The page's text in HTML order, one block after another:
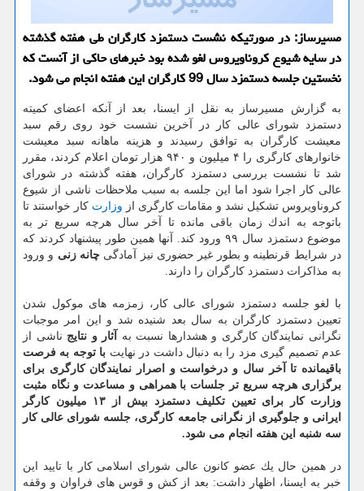
مسیرساز: در صورتیكه نشست دستمزد كارگران طی هفته گذشته
در سایه شیوع كروناویروس لغو شده بود خبرهای حاكی از آنست كه
نخستین جلسه دستمزد سال 99 كارگران این هفته انجام می شود.
به گزارش مسیرساز به نقل از ایسنا، بعد از آنكه اعضای كمیته
دستمزد شورای عالی كار در آخرین نشست خود روی رقم سبد
معیشت كارگران به توافق رسیدند و هزینه ماهانه سبد معیشت
خانوارهای كارگری را ۴ میلیون و ۹۴۰ هزار تومان اعلام كردند، مقرر
شد تا نشست بررسی دستمزد كارگران، هفته گذشته در شورای
عالی كار اجرا شود اما این جلسه به سبب ملاحظات ناشی از شیوع
كروناویروس تشكیل نشد و مقامات كارگری از وزارت كار خواستند تا
باتوجه به اندك زمان باقی مانده تا آخر سال هرچه سریع تر به
موضوع دستمزد سال ۹۹ ورود كند. آنها همین طور پیشنهاد كردند كه
در شرایط قرنطینه و بطور غیر حضوری نیز آمادگی چانه زنی و ورود
به مذاكرات دستمزد كارگران را دارند.
با لغو جلسه دستمزد شورای عالی كار، زمزمه های موكول شدن
تعیین دستمزد كارگران به سال بعد شنیده شد و این امر موجبات
نگرانی نمایندگان كارگری و هشدارها نسبت به
آثار و نتایج ناشی از
عدم تصمیم گیری مزد را به دنبال داشت در نهایت با توجه به فرصت
باقیمانده تا آخر سال و درخواست و اصرار نمایندگان كارگری برای
برگزاری هرچه سریع تر جلسات با همراهی و مساعدت و نگاه مثبت
وزارت كار برای تعیین تكلیف دستمزد بیش از ۱۳ میلیون كارگر
ایرانی و جلوگیری از نگرانی جامعه كارگری، جلسه شورای عالی كار
سه شنبه این هفته انجام می شود.
در همین حال یك عضو كانون عالی شورای اسلامی كار با تایید این
خبر به ایسنا، اظهار داشت: بعد از كش و قوس های فراوان و وقفه